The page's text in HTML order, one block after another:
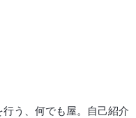
う、何でも屋。自己紹介